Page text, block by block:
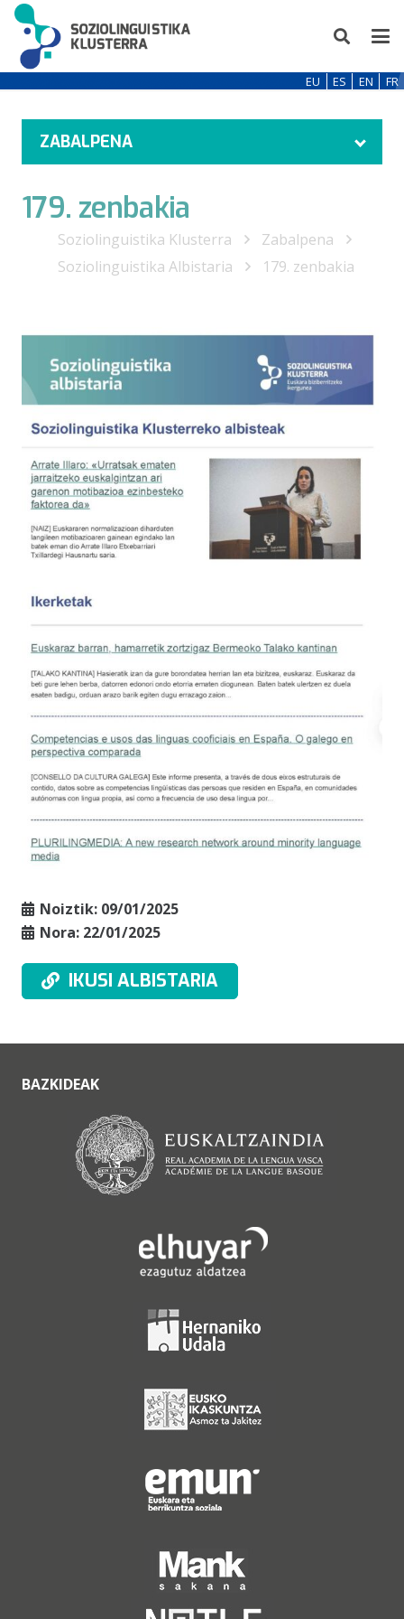
EU ES EN FR
ZABALPENA
179. zenbakia
Soziolinguistika Klusterra
Zabalpena
Soziolinguistika Albistaria
179. zenbakia
Noiztik: 09/01/2025
Nora: 22/01/2025
IKUSI ALBISTARIA
BAZKIDEAK